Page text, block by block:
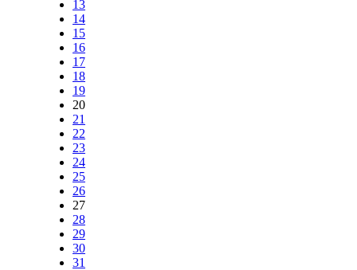
13
14
15
16
17
18
19
20
21
22
23
24
25
26
27
28
29
30
31